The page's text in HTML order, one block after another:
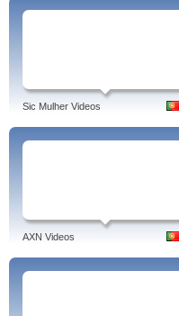
Sic Mulher Videos
AXN Videos